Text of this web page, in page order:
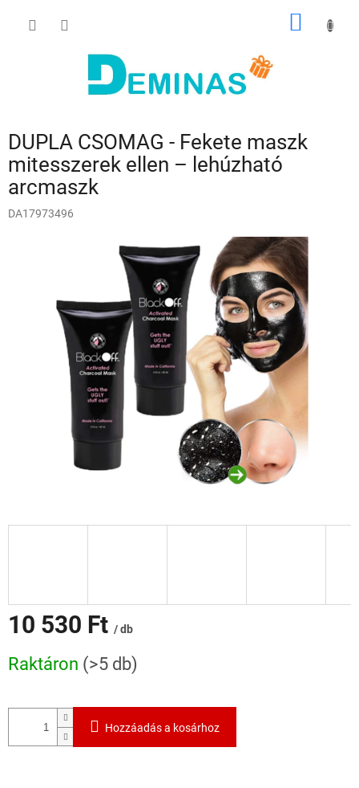
KOSÁR
DUPLA CSOMAG - Fekete maszk
mitesszerek ellen – lehúzható
arcmaszk
DA17973496
10 530 Ft / db
Raktáron (>5 db)
Hozzáadás a kosárhoz